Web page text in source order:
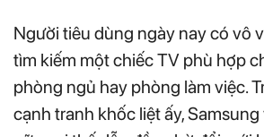
Người tiêu dùng ngày nay có vô
tìm kiếm một chiếc TV phù hợp
phòng ngủ hay phòng làm việc.
cạnh tranh khốc liệt ấy,